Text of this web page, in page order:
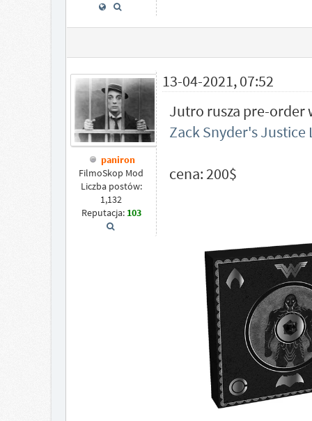
paniron
FilmoSkop Mod
Liczba postów:
1,132
Reputacja: 103
13-04-2021, 07:52
Jutro rusza pre-order
Zack Snyder's Justice
cena: 200$